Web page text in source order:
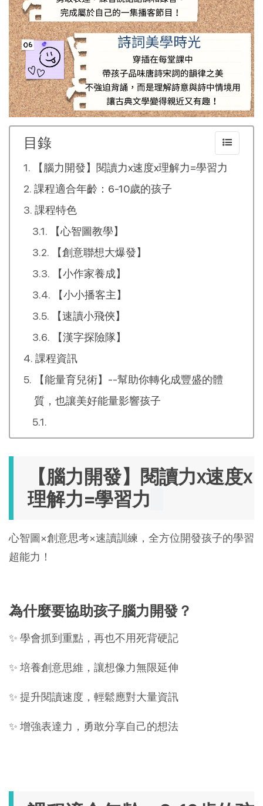
目錄
【腦力開發】閱讀力x速度x理解力=學習力
課程適合年齡：6-10歲的孩子
課程特色
【心智圖教學】
【創意聯想大爆發】
【小作家養成】
【小小播客主】
【速讀小飛俠】
【漢字探險隊】
課程資訊
【能量育兒術】--幫助你轉化成豐盛的體
質，也讓美好能量影響孩子
【腦力開發】閱讀力x速度x
理解力=學習力
心智圖×創意思考×速讀訓練，全方位開發孩子的學習
超能力！
為什麼要協助孩子腦力開發？
✨ 學會抓到重點，再也不用死背硬記
✨ 培養創意思維，讓想像力無限延伸
✨ 提升閱讀速度，輕鬆應對大量資訊
✨ 增強表達力，勇敢分享自己的想法